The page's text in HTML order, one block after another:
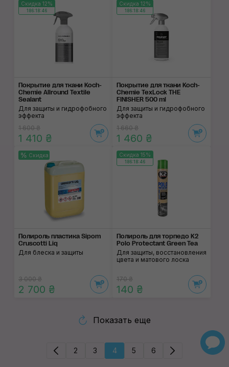
Скидка 12%
186:18:46
Покрытие для ткани Koch-
Chemie Allround Textile
Sealant
Для защиты и гидрофобного
эффекта
1 600 ₴
1 410 ₴
Скидка 12%
186:18:46
Покрытие для ткани Koch-
Chemie TexLock THE
FINISHER 500 ml
Для защиты и гидрофобного
эффекта
1 660 ₴
1 460 ₴
Скидка
Полироль пластика Sipom
Cruscotti Liq
Для блеска и защиты
3 000 ₴
2 700 ₴
Скидка 15%
186:18:46
Полироль для торпедо K2
Polo Protectant Green Tea
Для защиты, восстановления
цвета и матового лоска
170 ₴
140 ₴
Показать еще
2 3 4 5 6